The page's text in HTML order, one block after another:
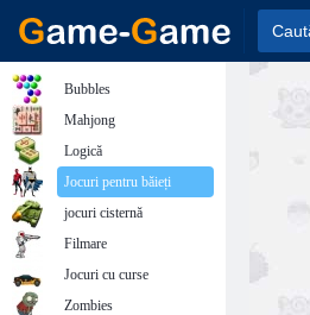
Bubbles
Mahjong
Logică
Jocuri pentru băieți
jocuri cisternă
Filmare
Jocuri cu curse
Zombies